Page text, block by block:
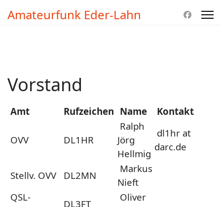
Amateurfunk Eder-Lahn
Vorstand
Amt Rufzeichen Name Kontakt
OVV DL1HR
Ralph
Jörg
Hellmig
dl1hr at
darc.de
Stellv. OVV DL2MN
Markus
Nieft
QSL-
DL3FT
Oliver